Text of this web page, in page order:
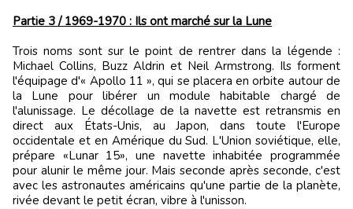
Partie 3 / 1969-1970 : Ils ont marché sur la Lune
Trois noms sont sur le point de rentrer dans la légende :
Michael Collins, Buzz Aldrin et Neil Armstrong. Ils forment
l'équipage d'« Apollo 11 », qui se placera en orbite autour de
la Lune pour libérer un module habitable chargé de
l'alunissage. Le décollage de la navette est retransmis en
direct aux États-Unis, au Japon, dans toute l'Europe
occidentale et en Amérique du Sud. L'Union soviétique, elle,
prépare «Lunar 15», une navette inhabitée programmée
pour alunir le même jour. Mais seconde après seconde, c'est
avec les astronautes américains qu'une partie de la planète,
rivée devant le petit écran, vibre à l'unisson.